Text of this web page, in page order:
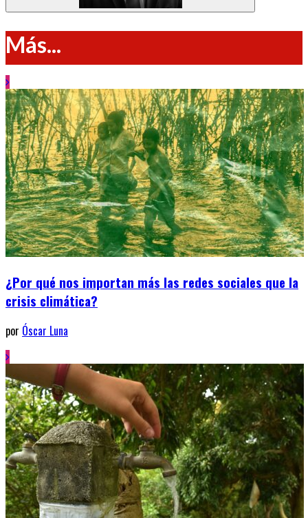
Más...
¿Por qué nos importan más las redes sociales que la
crisis climática?
por Óscar Luna